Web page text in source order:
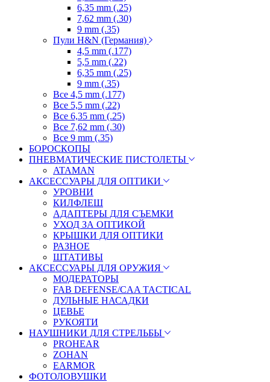
6,35 mm (.25)
7,62 mm (.30)
9 mm (.35)
Пули H&N (Германия)
4,5 mm (.177)
5,5 mm (.22)
6,35 mm (.25)
9 mm (.35)
Все 4,5 mm (.177)
Все 5,5 mm (.22)
Все 6,35 mm (.25)
Все 7,62 mm (.30)
Все 9 mm (.35)
БОРОСКОПЫ
ПНЕВМАТИЧЕСКИЕ ПИСТОЛЕТЫ
ATAMAN
АКСЕССУАРЫ ДЛЯ ОПТИКИ
УРОВНИ
КИЛФЛЕШ
АДАПТЕРЫ ДЛЯ СЪЕМКИ
УХОД ЗА ОПТИКОЙ
КРЫШКИ ДЛЯ ОПТИКИ
РАЗНОЕ
ШТАТИВЫ
АКСЕССУАРЫ ДЛЯ ОРУЖИЯ
МОДЕРАТОРЫ
FAB DEFENSE/CAA TACTICAL
ДУЛЬНЫЕ НАСАДКИ
ЦЕВЬЕ
РУКОЯТИ
НАУШНИКИ ДЛЯ СТРЕЛЬБЫ
PROHEAR
ZOHAN
EARMOR
ФОТОЛОВУШКИ